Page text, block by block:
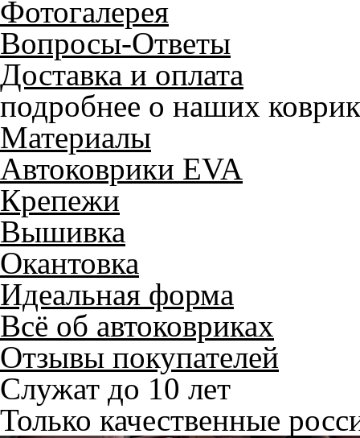
Фотогалерея
Вопросы-Ответы
Доставка и оплата
подробнее о наших
Материалы
Автоковрики EVA
Крепежи
Вышивка
Окантовка
Идеальная форма
Всё об автоковриках
Отзывы покупателей
Служат до 10 лет
Только качественные